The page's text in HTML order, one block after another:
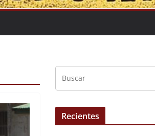
Recientes